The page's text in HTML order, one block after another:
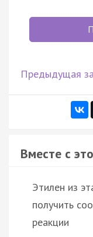
Предыдущая
Вместе с
Этилен из
получить
реакции